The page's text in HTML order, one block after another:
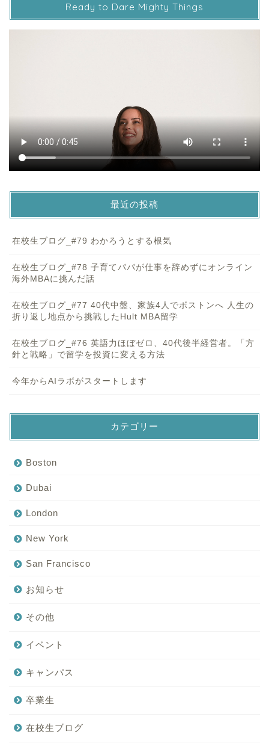
Ready to Dare Mighty Things
最近の投稿
在校生ブログ_#79 わかろうとする根気
在校生ブログ_#78 子育てパパが仕事を辞めずにオンライン
海外MBAに挑んだ話
在校生ブログ_#77 40代中盤、家族4人でボストンへ 人生の
折り返し地点から挑戦したHult MBA留学
在校生ブログ_#76 英語力ほぼゼロ、40代後半経営者。「方
針と戦略」で留学を投資に変える方法
今年からAIラボがスタートします
カテゴリー
Boston
Dubai
London
New York
San Francisco
お知らせ
その他
イベント
キャンパス
卒業生
在校生ブログ